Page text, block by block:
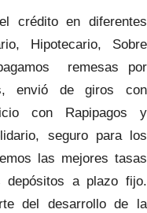
crédito en diferentes
Hipotecario, Sobre
remesas por
envió de giros con
con Rapipagos y
seguro para los
las mejores tasas
a plazo fijo.
del desarrollo de la